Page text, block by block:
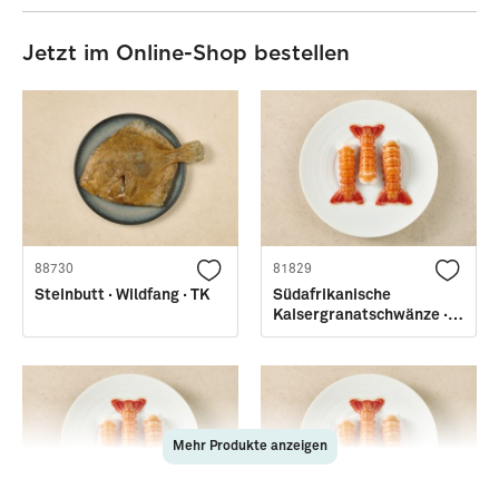
Jetzt im Online-Shop bestellen
88730
Steinbutt · Wildfang · TK
81829
Südafrikanische
Kaisergranatschwänze ·
Größe M
Mehr Produkte anzeigen